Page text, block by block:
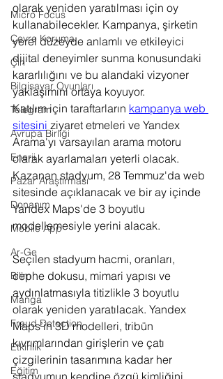
Micro Focus
Çevre Koruma
Çin
Bilgisayar Oyunları
Telegram
Avrupa Birliği
Enerji
Pazar Araştırması
Donanım
Mobile App
Ar-Ge
Bilim
Manga
Fraud Detection
Etkinlik
Eğitim
olarak yeniden yaratılması için oy
kullanabilecekler. Kampanya, şirketin
yerel düzeyde anlamlı ve etkileyici
dijital deneyimler sunma konusundaki
kararlılığını ve bu alandaki vizyoner
yaklaşımını ortaya koyuyor.
Katılım için taraftarların kampanya web
sitesini ziyaret etmeleri ve Yandex
Arama'yı varsayılan arama motoru
olarak ayarlamaları yeterli olacak.
Kazanan stadyum, 28 Temmuz'da web
sitesinde açıklanacak ve bir ay içinde
Yandex Maps'de 3 boyutlu
modellemesiyle yerini alacak.
Seçilen stadyum hacmi, oranları,
cephe dokusu, mimari yapısı ve
aydınlatmasıyla titizlikle 3 boyutlu
olarak yeniden yaratılacak. Yandex
Maps’in 3D modelleri, tribün
kıvrımlarından girişlerin ve çatı
çizgilerinin tasarımına kadar her